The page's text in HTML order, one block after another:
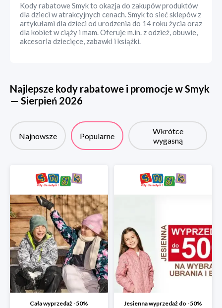
Kody rabatowe Smyk to okazja do zakupów produktów
dla dzieci w atrakcyjnych cenach. Smyk to sieć sklepów z
artykułami dla dzieci od urodzenia do 14 roku życia oraz
dla kobiet w ciąży i mam. Oferuje m.in. z odzież, obuwie,
akcesoria dziecięce, zabawki i książki.
Najlepsze kody rabatowe i promocje wSmyk
— Sierpień 2026
Najnowsze Popularne
Wkrótce
wygasną
Cała wyprzedaż -50% Jesienna wyprzedaż do -50%